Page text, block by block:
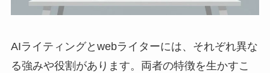
AIライティングとwebライターには、それぞれ異な
る強みや役割があります。両者の特徴を生かすこ